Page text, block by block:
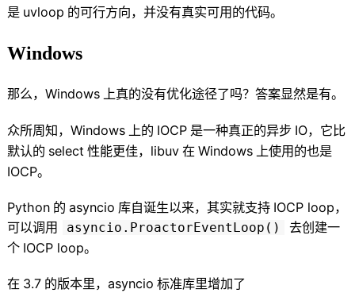
是 uvloop 的可行方向，并没有真实可用的代码。
Windows
那么，Windows 上真的没有优化途径了吗？答案显然是有。
众所周知，Windows 上的 IOCP 是一种真正的异步 IO， 它比
默认的 select 性能更佳， libuv 在 Windows 上使用的也是
IOCP。
Python 的 asyncio 库自诞生以来，其实就支持 IOCP loop，
可以调用
asyncio.ProactorEventLoop()
去创建一
个 IOCP loop。
在 3.7 的版本里，asyncio 标准库里增加了